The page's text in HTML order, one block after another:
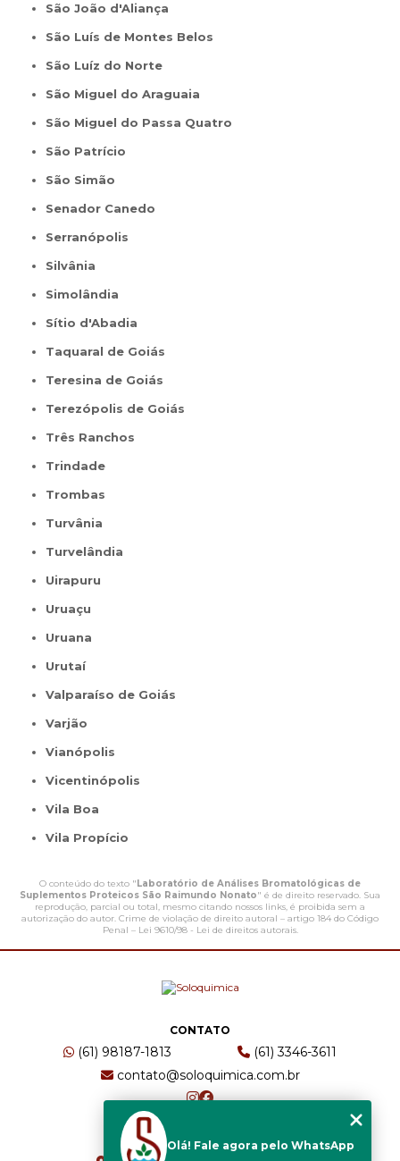
São João d'Aliança
São Luís de Montes Belos
São Luíz do Norte
São Miguel do Araguaia
São Miguel do Passa Quatro
São Patrício
São Simão
Senador Canedo
Serranópolis
Silvânia
Simolândia
Sítio d'Abadia
Taquaral de Goiás
Teresina de Goiás
Terezópolis de Goiás
Três Ranchos
Trindade
Trombas
Turvânia
Turvelândia
Uirapuru
Uruaçu
Uruana
Urutaí
Valparaíso de Goiás
Varjão
Vianópolis
Vicentinópolis
Vila Boa
Vila Propício
O conteúdo do texto " Laboratório de Análises Bromatológicas de
Suplementos Proteicos São Raimundo Nonato" é de direito reservado. Sua
reprodução, parcial ou total, mesmo citando nossos links, é proibida sem a
autorização do autor. Crime de violação de direito autoral – artigo 184 do Código
Penal – Lei 9610/98 - Lei de direitos autorais.
CONTATO
(61) 98187-1813
(61) 3346-3611
contato@soloquimica.com.br
ENDEREÇO
Olá! Fale agora pelo WhatsApp